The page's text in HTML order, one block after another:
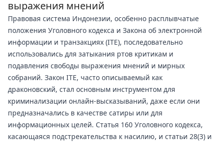
выражения мнений
Правовая система Индонезии, особенно расплывчатые
положения Уголовного кодекса и Закона об электронной
информации и транзакциях (ITE), последовательно
использовались для затыкания ртов критикам и
подавления свободы выражения мнений и мирных
собраний. Закон ITE, часто описываемый как
драконовский, стал основным инструментом для
криминализации онлайн-высказываний, даже если они
предназначались в качестве сатиры или для
информационных целей. Статья 160 Уголовного кодекса,
касающаяся подстрекательства к насилию, и статьи 28(3) и